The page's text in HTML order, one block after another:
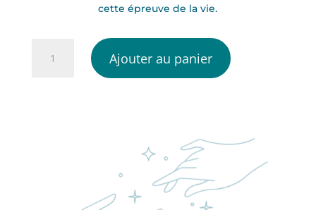
cette épreuve de la vie.
Ajouter au panier